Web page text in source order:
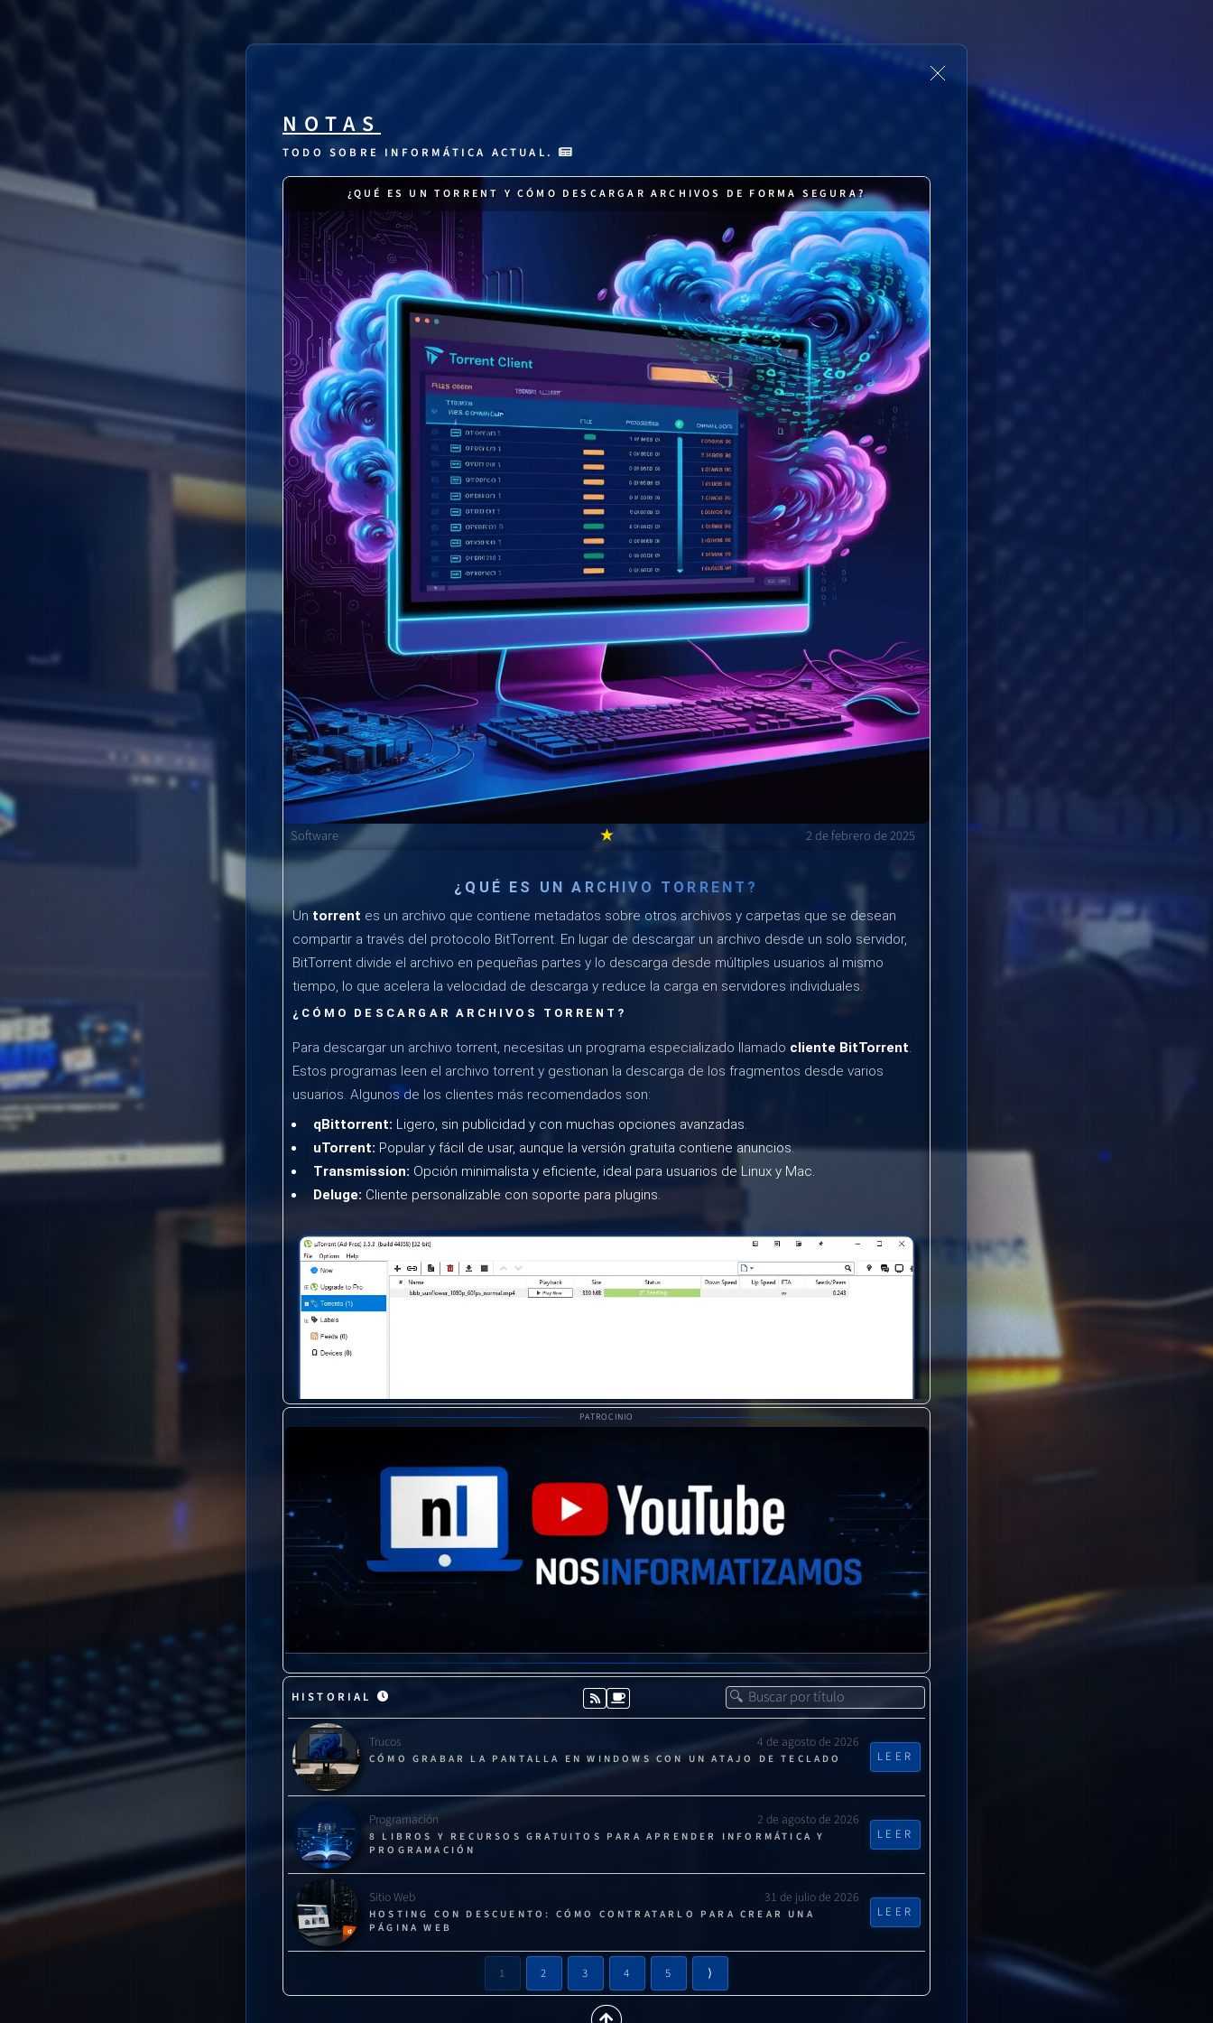
NOTAS
TODO SOBRE INFORMÁTICA ACTUAL.
¿QUÉ ES UN TORRENT Y CÓMO DESCARGAR ARCHIVOS DE FORMA SEGURA?
Software ★ 2 de febrero de 2025
¿QUÉ ES UN ARCHIVO TORRENT?
Un torrent es un archivo que contiene metadatos sobre otros archivos y carpetas que se desean
compartir a través del protocolo BitTorrent. En lugar de descargar un archivo desde un solo servidor,
BitTorrent divide el archivo en pequeñas partes y lo descarga desde múltiples usuarios al mismo
tiempo, lo que acelera la velocidad de descarga y reduce la carga en servidores individuales.
¿CÓMO DESCARGAR ARCHIVOS TORRENT?
Para descargar un archivo torrent, necesitas un programa especializado llamado cliente BitTorrent.
Estos programas leen el archivo torrent y gestionan la descarga de los fragmentos desde varios
usuarios. Algunos de los clientes más recomendados son:
qBittorrent: Ligero, sin publicidad y con muchas opciones avanzadas.
uTorrent: Popular y fácil de usar, aunque la versión gratuita contiene anuncios.
Transmission: Opción minimalista y eficiente, ideal para usuarios de Linux y Mac.
Deluge: Cliente personalizable con soporte para plugins.
PATROCINIO
HISTORIAL
Trucos 4 de agosto de 2026
CÓMO GRABAR LA PANTALLA EN WINDOWS CON UN ATAJO DE TECLADO LEER
Programación 2 de agosto de 2026
8 LIBROS Y RECURSOS GRATUITOS PARA APRENDER INFORMÁTICA Y
PROGRAMACIÓN
LEER
Sitio Web 31 de julio de 2026
HOSTING CON DESCUENTO: CÓMO CONTRATARLO PARA CREAR UNA
PÁGINA WEB
LEER
1 2 3 4 5 ⟩